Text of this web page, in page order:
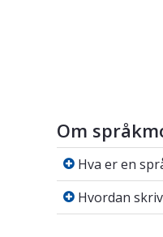
Om
Hva er en
Hva er en
Hvordan
Hvordan